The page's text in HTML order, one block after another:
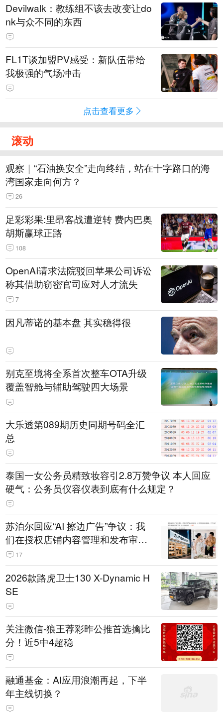
Devilwalk：教练组不该去改变让do
nk与众不同的东西
FL1T谈加盟PV感受：新队伍带给
我极强的气场冲击
点击查看更多
滚动
观察｜“石油换安全”走向终结，站在十字路口的海
湾国家走向何方？
26
足彩彩果:里昂客战遭逆转 费内巴奥
胡斯赢球正路
108
OpenAI请求法院驳回苹果公司诉讼
称其借助窃密官司应对人才流失
7
因凡蒂诺的基本盘 其实稳得很
别克至境将全系首次整车OTA升级
覆盖智舱与辅助驾驶四大场景
大乐透第089期历史同期号码全汇
总
泰国一女公务员精致妆容引2.8万赞争议 本人回应
硬气：公务员仪容仪表到底有什么规定？
苏泊尔回应“AI 擦边广告”争议：我
们在授权店铺内容管理和发布审核
机制上仍有疏漏
17
2026款路虎卫士130 X-Dynamic H
SE
关注微信-狼王荐彩昨公推首选擒比
分！近5中4超稳
融通基金：AI应用浪潮再起，下半
年主线切换？